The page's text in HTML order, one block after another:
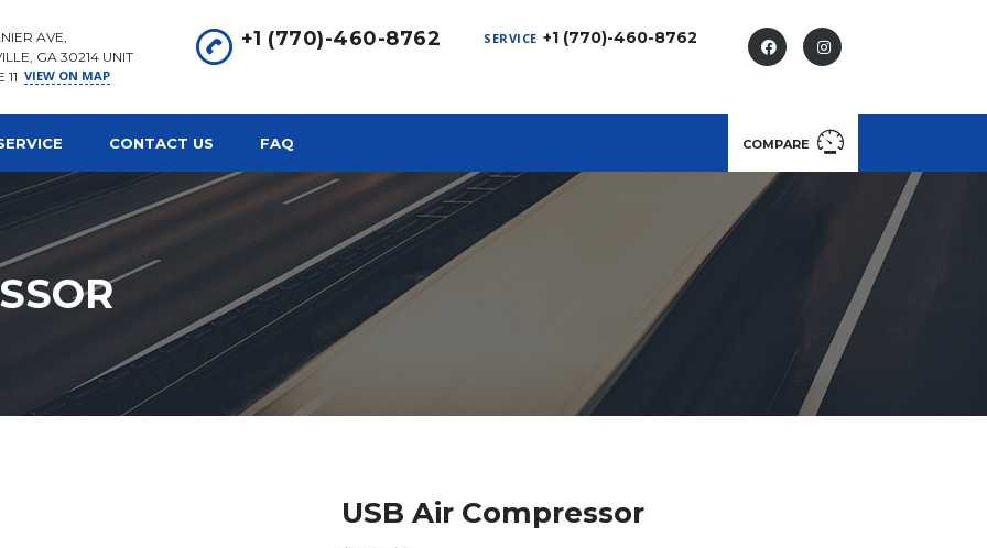
SERVICE +1 (770)-460-8762
+1 (770)-460-8762
AVE,
GA 30214 UNIT
11 VIEW ON MAP
COMPARE
CONTACT US FAQ
USB Air Compressor